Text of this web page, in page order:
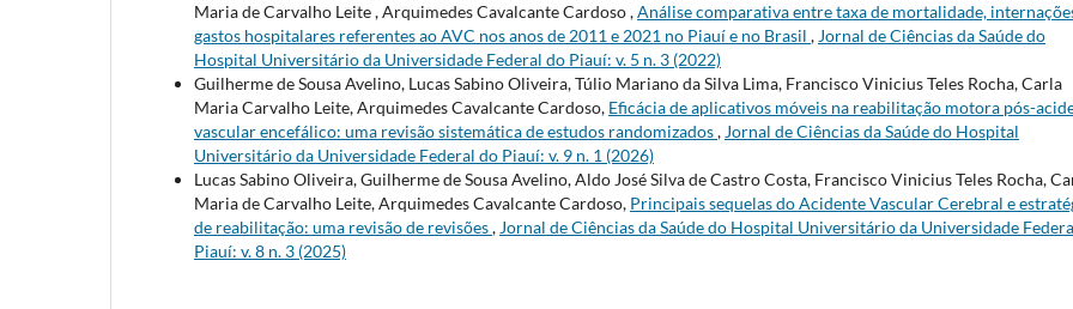
Maria de Carvalho Leite , Arquimedes Cavalcante Cardoso ,Análise comparativa entre taxa de mortalidade,
gastos hospitalares referentes ao AVC nos anos de 2011 e 2021 no Piauí e no Brasil , Jornal de Ciências da Saúde do
Hospital Universitário da Universidade Federal do Piauí: v. 5 n. 3 (2022)
Guilherme de Sousa Avelino, Lucas Sabino Oliveira, Túlio Mariano da Silva Lima, Francisco Vinicius Teles Rocha, Carla
Maria Carvalho Leite, Arquimedes Cavalcante Cardoso, Eficácia de aplicativos móveis na reabilitação motora pós-
vascular encefálico: uma revisão sistemática de estudos randomizados, Jornal de Ciências da Saúde do Hospital
Universitário da Universidade Federal do Piauí: v. 9 n. 1 (2026)
Lucas Sabino Oliveira, Guilherme de Sousa Avelino, Aldo José Silva de Castro Costa, Francisco Vinicius Teles Rocha,
Maria de Carvalho Leite, Arquimedes Cavalcante Cardoso, Principais sequelas do Acidente Vascular Cerebral e
de reabilitação: uma revisão de revisões, Jornal de Ciências da Saúde do Hospital Universitário da Universidade
Piauí: v. 8 n. 3 (2025)